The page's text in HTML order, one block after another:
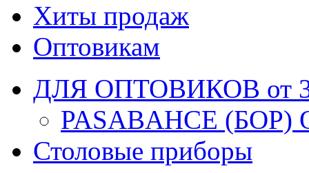
Хиты продаж
Оптовикам
ДЛЯ ОПТОВИКОВ от
PASABAHCE (БОР)
Столовые приборы